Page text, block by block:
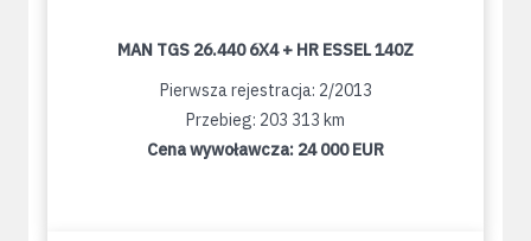
MAN TGS 26.440 6X4 + HR ESSEL 140Z
Pierwsza rejestracja: 2/2013
Przebieg: 203 313 km
Cena wywoławcza: 24 000 EUR